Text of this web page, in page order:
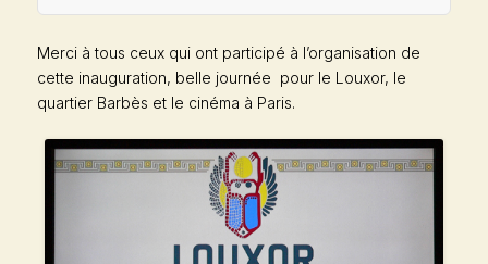
Merci à tous ceux qui ont participé à l’organisation de
cette inauguration, belle journée pour le Louxor, le
quartier Barbès et le cinéma à Paris.